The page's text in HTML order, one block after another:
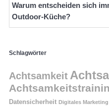
Warum entscheiden sich
Outdoor-Küche?
Schlagwörter
Achtsamkeit
Datensicherheit Digitales Marketing